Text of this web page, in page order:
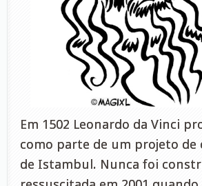
Em 1502 Leonardo da Vinci
como parte de um projeto de
de Istambul. Nunca foi